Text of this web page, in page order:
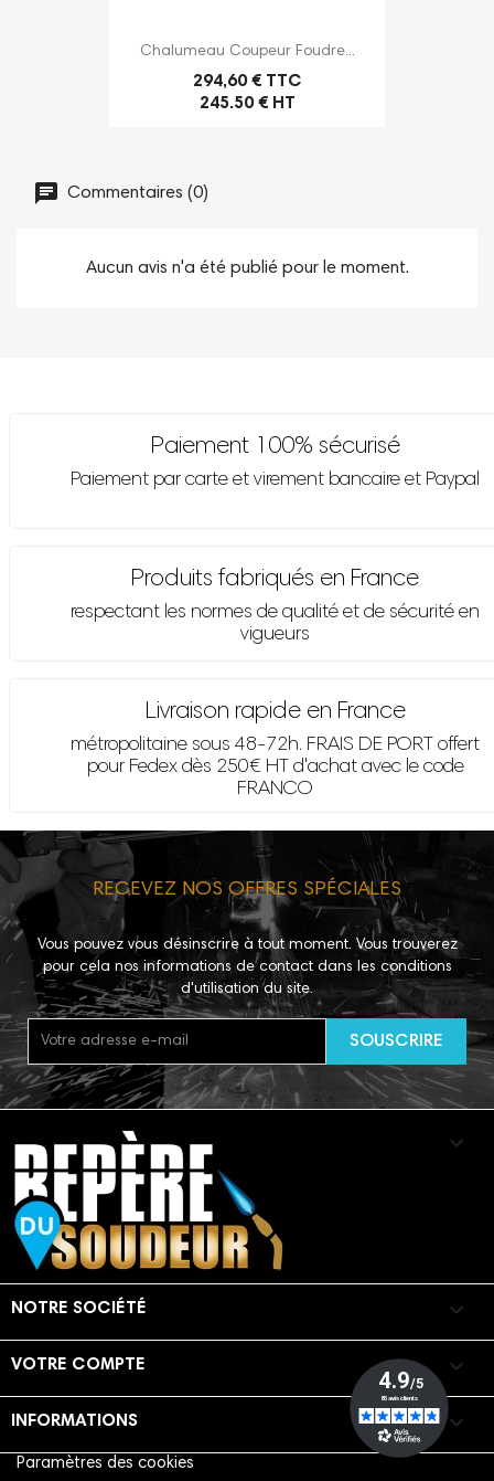
Chalumeau Coupeur Foudre...
294,60 € TTC
245.50 € HT
Commentaires (0)
Aucun avis n'a été publié pour le moment.
Paiement 100% sécurisé
Paiement par carte et virement bancaire et Paypal
Produits fabriqués en France
respectant les normes de qualité et de sécurité en
vigueurs
Livraison rapide en France
métropolitaine sous 48-72h. FRAIS DE PORT offert
pour Fedex dès 250€ HT d'achat avec le code
FRANCO
RECEVEZ NOS OFFRES SPÉCIALES
Vous pouvez vous désinscrire à tout moment. Vous trouverez
pour cela nos informations de contact dans les conditions
d'utilisation du site.

NOTRE SOCIÉTÉ 
VOTRE COMPTE 
INFORMATIONS keyboard_arrow_down
Paramètres des cookies